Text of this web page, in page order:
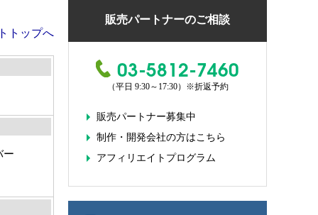
トップへ
ー
販売パートナーのご相談
03-5812-7460
（平日 9:30～17:30） ※折返予約
販売パートナー募集中
制作・開発会社の方はこちら
アフィリエイトプログラム